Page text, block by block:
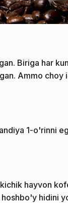
Biriga har
Ammo
1-o'rinni
hayvon
hidini